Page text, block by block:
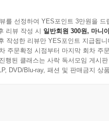
미널에서 헤어지다 195
을 앞둔 4학년의 맹세 204
전선에서의 신중한 기다림 212
신문 창간 사원 모집 광고 216
원의 현장 225
격과 기쁨의 순간 230
를 선정하여 YES포인트 3만원을 드
리뷰 작성 시 일반회원 300원, 마니
작성한 리뷰만 YES포인트 지급됩니
주문확정 시점부터 마지막 회차 주
행된 클래스는 사락 독서모임 게시
DVD/Blu-ray, 패션 및 판매금지 상